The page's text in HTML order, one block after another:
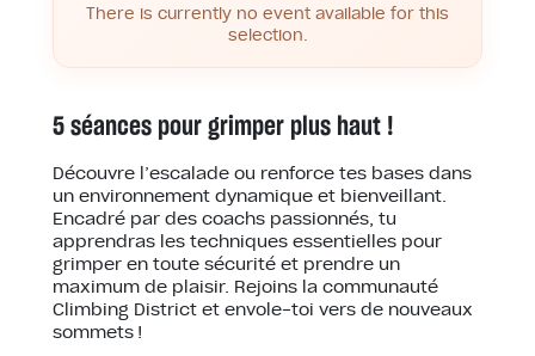
There is currently no event available for this
selection.
5 séances pour grimper plus haut !
Découvre l’escalade ou renforce tes bases dans
un environnement dynamique et bienveillant.
Encadré par des coachs passionnés, tu
apprendras les techniques essentielles pour
grimper en toute sécurité et prendre un
maximum de plaisir. Rejoins la communauté
Climbing District et envole-toi vers de nouveaux
sommets !